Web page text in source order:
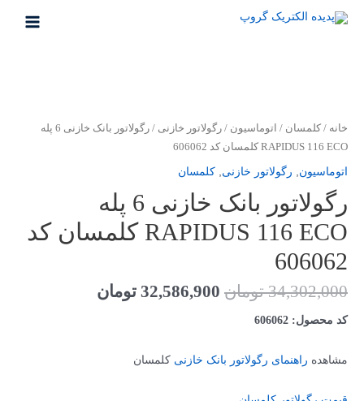
پرش
خانه / کلمسان / اتوماسیون / رگولاتور خازنی
/ رگولاتور بانک خازنی 6 پله
RAPIDUS 116 ECO کلمسان کد 606062
اتوماسیون, رگولاتور خازنی, کلمسان
رگولاتور بانک خازنی 6 پله
RAPIDUS 116 ECO کلمسان کد
606062
34,302,000 تومان قیمت
32,586,900 تومان
کد محصول: 606062
مشاهده راهنمای رگولاتور بانک خازنی کلمسان